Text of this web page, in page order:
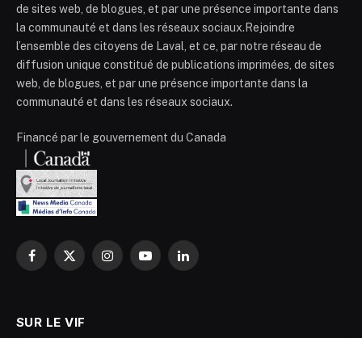
de sites web, de blogues, et par une présence importante dans
la communauté et dans les réseaux sociaux.Rejoindre
l’ensemble des citoyens de Laval, et ce, par notre réseau de
diffusion unique constitué de publications imprimées, de sites
web, de blogues, et par une présence importante dans la
communauté et dans les réseaux sociaux.
Financé par le gouvernement du Canada
Facebook
X
InstagramYouTubeLinkedIn
SUR LE VIF